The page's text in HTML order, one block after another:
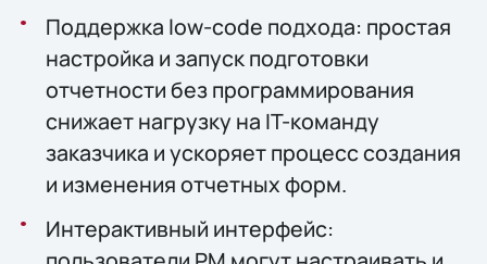
Поддержка low-code подхода: простая
настройка и запуск подготовки
отчетности без программирования
снижает нагрузку на IT-команду
заказчика и ускоряет процесс создания
и изменения отчетных форм.
Интерактивный интерфейс: